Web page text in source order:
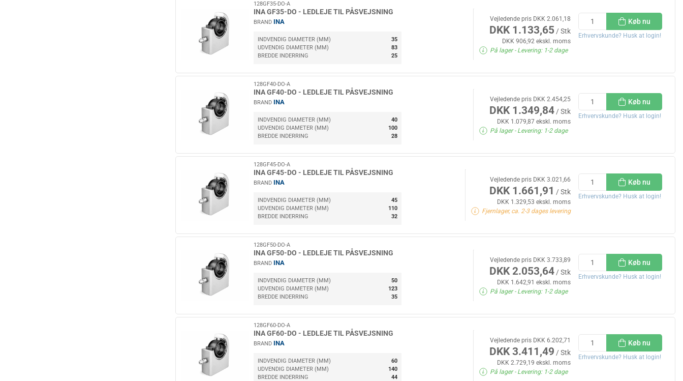
128GF35-DO-A
INA GF35-DO - LEDLEJE TIL PÅSVEJSNING
BRAND INA
INDVENDIG DIAMETER (MM)
35
UDVENDIG DIAMETER (MM)
83
BREDDE INDERRING
25
Vejledende pris DKK 2.061,18
DKK 1.133,65 / Stk
DKK 906,92 ekskl. moms
På lager- Levering: 1-2 dage
Køb nu
Erhvervskunde? Husk at login!
128GF40-DO-A
INA GF40-DO - LEDLEJE TIL PÅSVEJSNING
BRAND INA
INDVENDIG DIAMETER (MM)
40
UDVENDIG DIAMETER (MM)
100
BREDDE INDERRING
28
Vejledende pris DKK 2.454,25
DKK 1.349,84 / Stk
DKK 1.079,87 ekskl. moms
På lager- Levering: 1-2 dage
Køb nu
Erhvervskunde? Husk at login!
128GF45-DO-A
INA GF45-DO - LEDLEJE TIL PÅSVEJSNING
BRAND INA
INDVENDIG DIAMETER (MM)
45
UDVENDIG DIAMETER (MM)
110
BREDDE INDERRING
32
Vejledende pris DKK 3.021,66
DKK 1.661,91 / Stk
DKK 1.329,53 ekskl. moms
Fjernlager, ca. 2-3 dages levering
Køb nu
Erhvervskunde? Husk at login!
128GF50-DO-A
INA GF50-DO - LEDLEJE TIL PÅSVEJSNING
BRAND INA
INDVENDIG DIAMETER (MM)
50
UDVENDIG DIAMETER (MM)
123
BREDDE INDERRING
35
Vejledende pris DKK 3.733,89
DKK 2.053,64 / Stk
DKK 1.642,91 ekskl. moms
På lager- Levering: 1-2 dage
Køb nu
Erhvervskunde? Husk at login!
128GF60-DO-A
INA GF60-DO - LEDLEJE TIL PÅSVEJSNING
BRAND INA
INDVENDIG DIAMETER (MM)
60
UDVENDIG DIAMETER (MM)
140
BREDDE INDERRING
44
Vejledende pris DKK 6.202,71
DKK 3.411,49 / Stk
DKK 2.729,19 ekskl. moms
På lager- Levering: 1-2 dage
Køb nu
Erhvervskunde? Husk at login!